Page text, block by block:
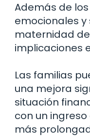
Además de
emocionales y
maternidad
implicaciones
Las familias
una mejora
situación
con un
más